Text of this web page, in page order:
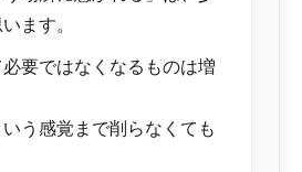
ます。
要ではなくなるものは増
う感覚まで削らなくても